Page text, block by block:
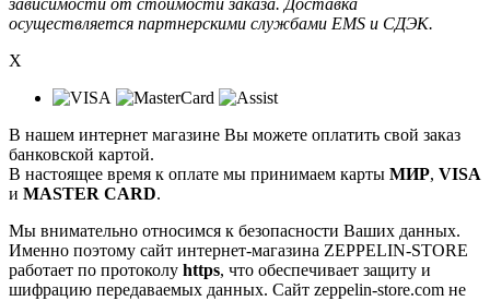
осуществляется партнерскими службами EMS и СДЭК.
X
В нашем интернет магазине Вы можете оплатить свой заказ
банковской картой.
В настоящее время к оплате мы принимаем карты МИР, VISA
и MASTER CARD.
Мы внимательно относимся к безопасности Ваших данных.
Именно поэтому сайт интернет-магазина ZEPPELIN-STORE
работает по протоколу https, что обеспечивает защиту и
шифрацию передаваемых данных. Сайт zeppelin-store.com не